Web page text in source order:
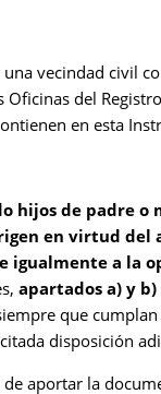
vecindad civil
Oficinas del
en esta
hijos de padre
en virtud del
igualmente a la
apartados a) y
que
disposición
aportar la